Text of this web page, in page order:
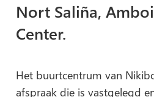
Nort Saliña,
Center.
Het buurtcentrum van
afspraak die is vastgelegd